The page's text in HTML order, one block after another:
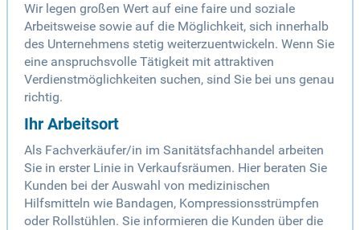
Wir legen großen Wert auf eine faire und soziale
Arbeitsweise sowie auf die Möglichkeit, sich innerhalb
des Unternehmens stetig weiterzuentwickeln. Wenn Sie
eine anspruchsvolle Tätigkeit mit attraktiven
Verdienstmöglichkeiten suchen, sind Sie bei uns genau
richtig.
Ihr Arbeitsort
Als Fachverkäufer/in im Sanitätsfachhandel arbeiten
Sie in erster Linie in Verkaufsräumen. Hier beraten Sie
Kunden bei der Auswahl von medizinischen
Hilfsmitteln wie Bandagen, Kompressionsstrümpfen
oder Rollstühlen. Sie informieren die Kunden über die